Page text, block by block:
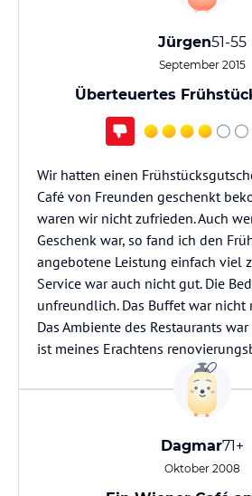
Jürgen51-55
September 2015
Überteuertes
Wir hatten einen
Café von Freunden geschenkt
waren wir nicht zufrieden. Auch
Geschenk war, so fand ich den
angebotene Leistung einfach viel
Service war auch nicht gut. Die
unfreundlich. Das Buffet war nicht
Das Ambiente des Restaurants
ist meines Erachtens
Dagmar71+
Oktober 2008